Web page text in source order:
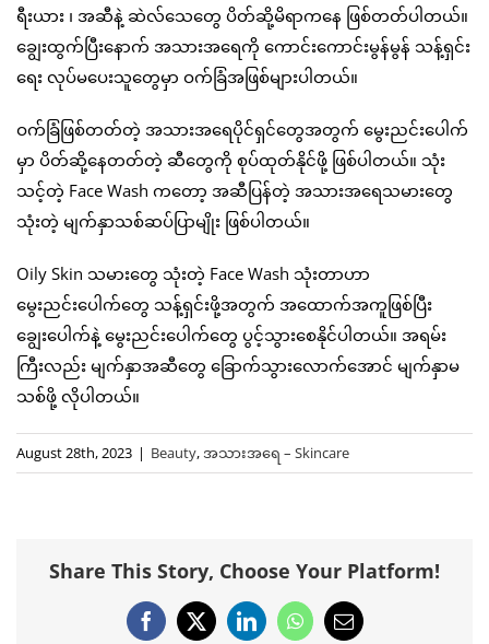
ရီးယား ၊ အဆီနဲ့ ဆဲလ်သေတွေ ပိတ်ဆို့မိရာကနေ ဖြစ်တတ်ပါတယ်။
ချွေးထွက်ပြီးနောက် အသားအရေကို ကောင်းကောင်းမွန်မွန် သန့်ရှင်း
ရေး လုပ်မပေးသူတွေမှာ ဝက်ခြံအဖြစ်များပါတယ်။
ဝက်ခြံဖြစ်တတ်တဲ့ အသားအရေပိုင်ရှင်တွေအတွက် မွေးညင်းပေါက်
မှာ ပိတ်ဆို့နေတတ်တဲ့ ဆီတွေကို စုပ်ထုတ်နိုင်ဖို့ ဖြစ်ပါတယ်။ သုံး
သင့်တဲ့ Face Wash ကတော့ အဆီပြန်တဲ့ အသားအရေသမားတွေ
သုံးတဲ့ မျက်နှာသစ်ဆပ်ပြာမျိုး ဖြစ်ပါတယ်။
Oily Skin သမားတွေ သုံးတဲ့ Face Wash သုံးတာဟာ
မွေးညင်းပေါက်တွေ သန့်ရှင်းဖို့အတွက် အထောက်အကူဖြစ်ပြီး
ချွေးပေါက်နဲ့ မွေးညင်းပေါက်တွေ ပွင့်သွားစေနိုင်ပါတယ်။ အရမ်း
ကြီးလည်း မျက်နှာအဆီတွေ ခြောက်သွားလောက်အောင် မျက်နှာမ
သစ်ဖို့ လိုပါတယ်။
August 28th, 2023 | Beauty,အသားအရေ – Skincare
Share This Story, Choose Your Platform!
Facebook
X LinkedInWhatsApp
Email